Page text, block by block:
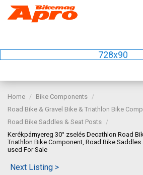
728x90
Home
Bike Components
Road Bike & Gravel Bike & Triathlon Bike
Road Bike Saddles & Seat Posts
Kerékpárnyereg 30° zselés Decathlon Road
Triathlon Bike Component, Road Bike
used For Sale
Next Listing >